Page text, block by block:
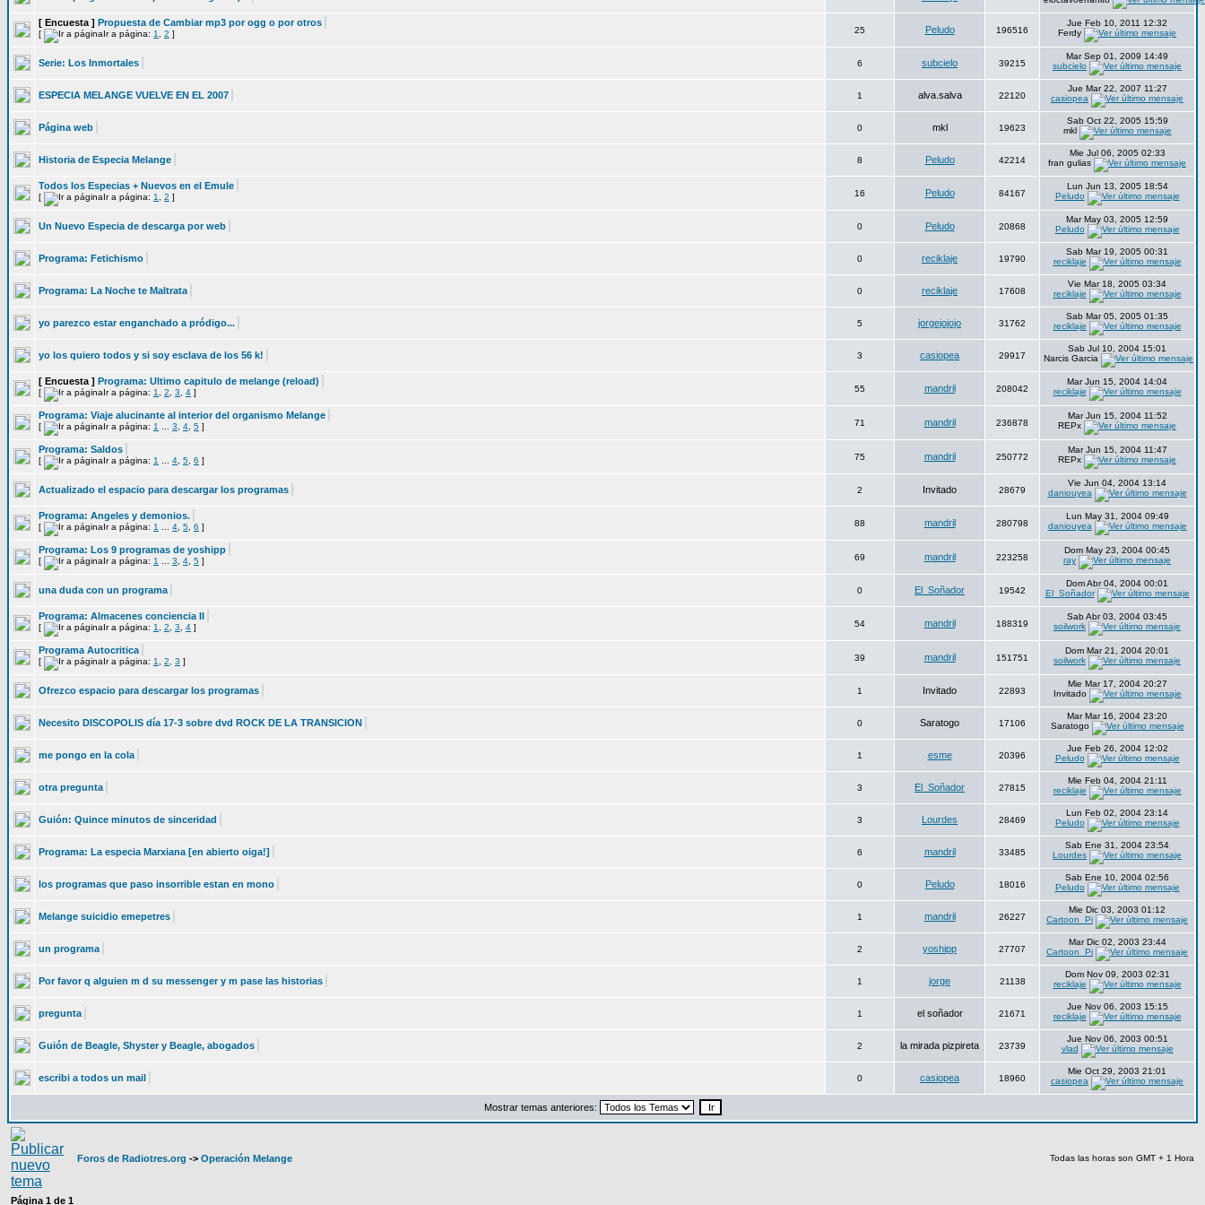
[ Encuesta ] Propuesta de Cambiar mp3 por ogg o por otros
[ Ir a página: 1 2 ] 25 Peludo 196516
Jue Feb 10, 2011 12:32
Ferdy
Serie: Los Inmortales 6 subcielo 39215
Mar Sep 01, 2009 14:49
subcielo
ESPECIA MELANGE VUELVE EN EL 2007 1 alva.salva 22120
Jue Mar 22, 2007 11:27
casiopea
Página web 0 mkl 19623
Sab Oct 22, 2005 15:59
mkl
Historia de Especia Melange 8 Peludo 42214
Mie Jul 06, 2005 02:33
fran gulias
Todos los Especias + Nuevos en el Emule
[ Ir a página: 1 2 ] 16 Peludo 84167
Lun Jun 13, 2005 18:54
Peludo
Un Nuevo Especia de descarga por web 0 Peludo 20868
Mar May 03, 2005 12:59
Peludo
Programa: Fetichismo 0 reciklaje 19790
Sab Mar 19, 2005 00:31
reciklaje
Programa: La Noche te Maltrata 0 reciklaje 17608
Vie Mar 18, 2005 03:34
reciklaje
yo parezco estar enganchado a pródigo... 5 jorgejojojo 31762
Sab Mar 05, 2005 01:35
reciklaje
yo los quiero todos y si soy esclava de los 56 k! 3 casiopea 29917
Sab Jul 10, 2004 15:01
Narcis Garcia
[ Encuesta ] Programa: Ultimo capitulo de melange (reload)
[ Ir a página: 1 2 3 4 ] 55 mandril 208042
Mar Jun 15, 2004 14:04
reciklaje
Programa: Viaje alucinante al interior del organismo Melange
[ Ir a página: 1 3 4 5 ] 71 mandril 236878
Mar Jun 15, 2004 11:52
REPx
Programa: Saldos
[ Ir a página: 1 4 5 6 ] 75 mandril 250772
Mar Jun 15, 2004 11:47
REPx
Actualizado el espacio para descargar los programas 2 Invitado 28679
Vie Jun 04, 2004 13:14
daniouyea
Programa: Angeles y demonios.
[ Ir a página: 1 4 5 6 ] 88 mandril 280798
Lun May 31, 2004 09:49
daniouyea
Programa: Los 9 programas de yoshipp
[ Ir a página: 1 3 4 5 ] 69 mandril 223258
Dom May 23, 2004 00:45
ray
una duda con un programa 0 El_Soñador 19542
Dom Abr 04, 2004 00:01
El_Soñador
Programa: Almacenes conciencia II
[ Ir a página: 1 2 3 4 ] 54 mandril 188319
Sab Abr 03, 2004 03:45
soilwork
Programa Autocritica
[ Ir a página: 1 2 3 ] 39 mandril 151751
Dom Mar 21, 2004 20:01
soilwork
Ofrezco espacio para descargar los programas 1 Invitado 22893
Mie Mar 17, 2004 20:27
Invitado
Necesito DISCOPOLIS día 17-3 sobre dvd ROCK DE LA TRANSICION 0 Saratogo 17106
Mar Mar 16, 2004 23:20
Saratogo
me pongo en la cola 1 esme 20396
Jue Feb 26, 2004 12:02
Peludo
otra pregunta 3 El_Soñador 27815
Mie Feb 04, 2004 21:11
reciklaje
Guión: Quince minutos de sinceridad 3 Lourdes 28469
Lun Feb 02, 2004 23:14
Peludo
Programa: La especia Marxiana [en abierto oiga!] 6 mandril 33485
Sab Ene 31, 2004 23:54
Lourdes
los programas que paso insorrible estan en mono 0 Peludo 18016
Sab Ene 10, 2004 02:56
Peludo
Melange suicidio emepetres 1 mandril 26227
Mie Dic 03, 2003 01:12
Cartoon_Pi
un programa 2 yoshipp 27707
Mar Dic 02, 2003 23:44
Cartoon_Pi
Por favor q alguien m d su messenger y m pase las historias 1 jorge 21138
Dom Nov 09, 2003 02:31
reciklaje
pregunta 1 el soñador 21671
Jue Nov 06, 2003 15:15
reciklaje
Guión de Beagle, Shyster y Beagle, abogados 2 la mirada pizpireta 23739
Jue Nov 06, 2003 00:51
vlad
escribi a todos un mail 0 casiopea 18960
Mie Oct 29, 2003 21:01
casiopea
Mostrar temas anteriores:
Foros de Radiotres.org -> Operación Melange Todas las horas son GMT + 1 Hora
Página 1 de 1